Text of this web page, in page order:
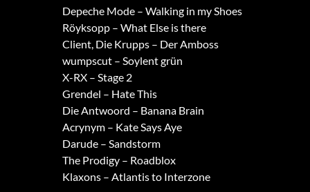
Depeche Mode – Walking in my Shoes
Röyksopp – What Else is there
Client, Die Krupps – Der Amboss
wumpscut – Soylent grün
X-RX – Stage 2
Grendel – Hate This
Die Antwoord – Banana Brain
Acrynym – Kate Says Aye
Darude – Sandstorm
The Prodigy – Roadblox
Klaxons – Atlantis to Interzone